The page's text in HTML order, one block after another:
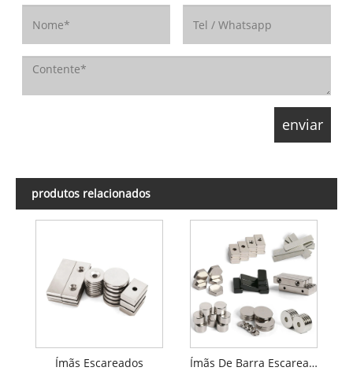
produtos relacionados
Ímãs Escareados Ímãs De Barra Escareados